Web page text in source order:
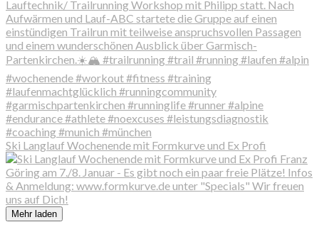
Ski Langlauf Wochenende mit Formkurve und Ex Profi
Mehr laden